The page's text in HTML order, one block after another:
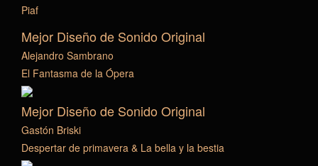
Piaf
Mejor Diseño de Sonido Original
Alejandro Sambrano
El Fantasma de la Ópera
Mejor Diseño de Sonido Original
Gastón Briski
Despertar de primavera & La bella y la bestia